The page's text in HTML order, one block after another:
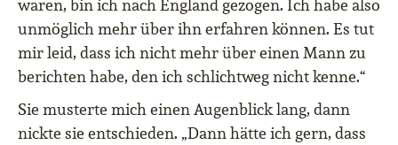
waren, bin ich nach England gezogen. Ich habe also
unmöglich mehr über ihn erfahren können. Es tut
mir leid, dass ich nicht mehr über einen Mann zu
berichten habe, den ich schlichtweg nicht kenne.“
Sie musterte mich einen Augenblick lang, dann
nickte sie entschieden. „Dann hätte ich gern, dass